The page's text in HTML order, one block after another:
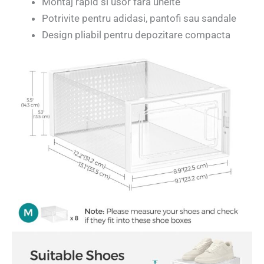
Potrivite pentru adidasi, pantofi sau sandale
Design pliabil pentru depozitare compacta